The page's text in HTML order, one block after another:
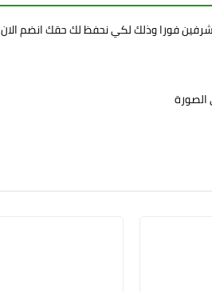
فورا وذلك لكي نحفظ لك حقك انضم الان
الصورة